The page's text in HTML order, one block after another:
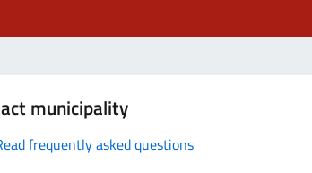
municipality
frequently asked questions